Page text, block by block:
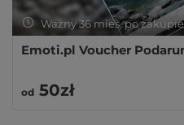
Ważny 36 mies. po zakupie
Emoti.pl Voucher
od 50zł